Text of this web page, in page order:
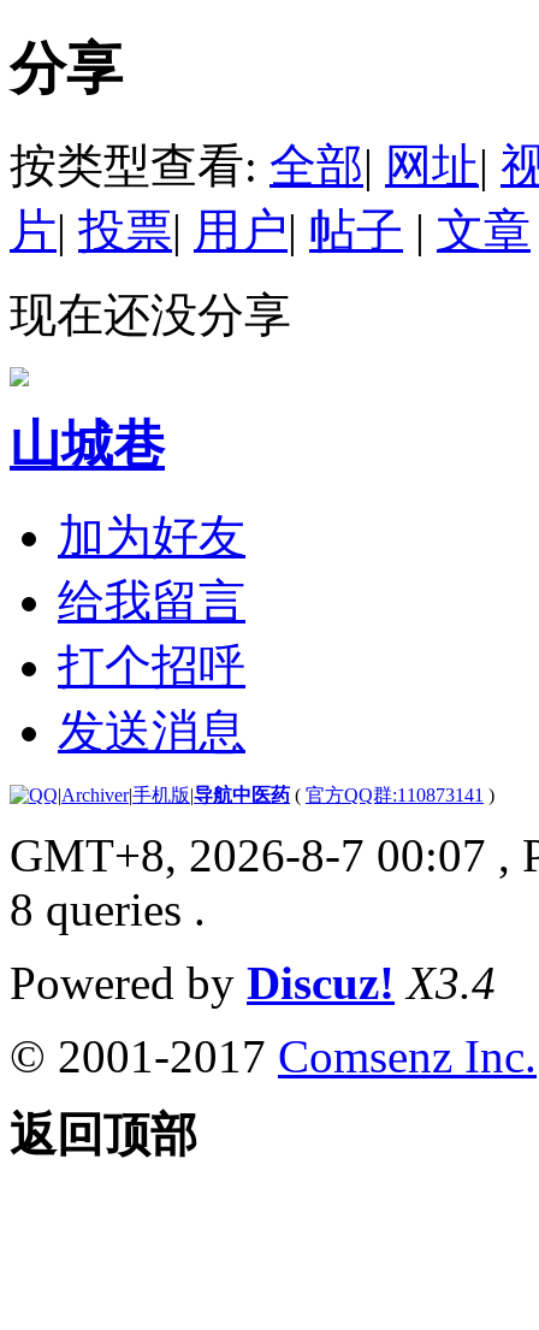
分享
按类型查看: 全部| 网址|
片| 投票| 用户| 帖子 | 文章
现在还没分享
山城巷
加为好友
给我留言
打个招呼
发送消息
|Archiver|手机版|导航中医药 ( 官方QQ群:110873141 )
GMT+8, 2026-8-7 00:07 ,
8 queries .
Powered by Discuz! X3.4
© 2001-2017 Comsenz Inc.
返回顶部